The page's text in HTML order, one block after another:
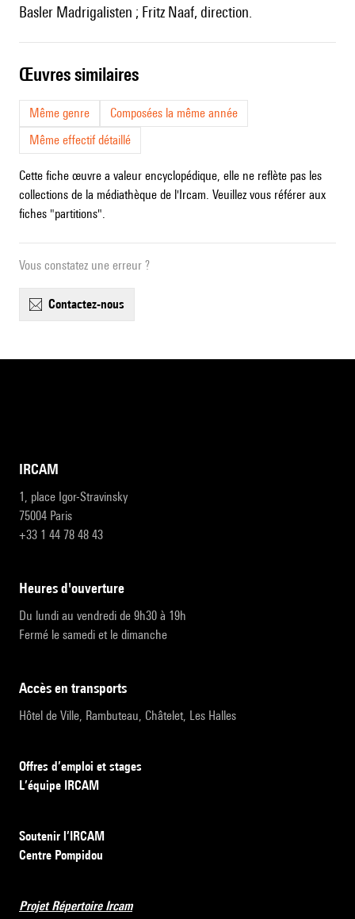
Basler Madrigalisten ; Fritz Naaf, direction.
œuvres similaires
Même genre
Composées la même année
Même effectif détaillé
Cette fiche œuvre a valeur encyclopédique, elle ne reflète pas les
collections de la médiathèque de l'Ircam. Veuillez vous référer aux
fiches "partitions".
Vous constatez une erreur ?
contactez-nous
IRCAM
1, place Igor-Stravinsky
75004 Paris
+33 1 44 78 48 43
heures d'ouverture
Du lundi au vendredi de 9h30 à 19h
Fermé le samedi et le dimanche
accès en transports
Hôtel de Ville, Rambuteau, Châtelet, Les Halles
Offres d’emploi et stages
L’équipe IRCAM
Soutenir l’IRCAM
Centre Pompidou
Projet Répertoire Ircam